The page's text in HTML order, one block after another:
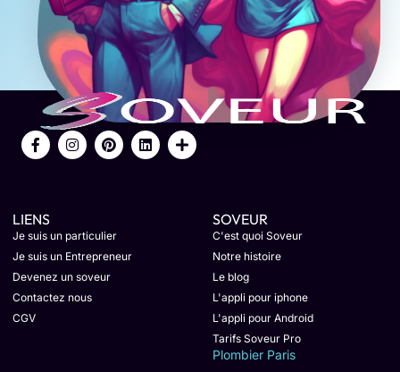
LIENS
Je suis un particulier
Je suis un Entrepreneur
Devenez un soveur
Contactez nous
CGV
SOVEUR
C'est quoi Soveur
Notre histoire
Le blog
L'appli pour iphone
L'appli pour Android
Tarifs Soveur Pro
Plombier Paris